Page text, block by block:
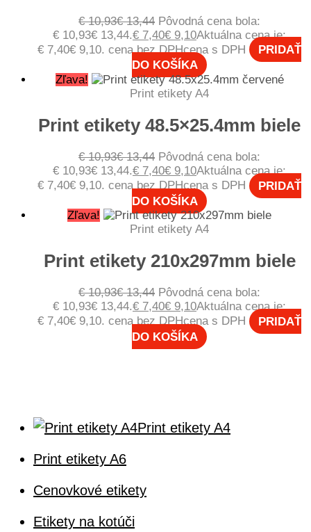
Print etikety A4
Print etikety A6
Cenovkové etikety
Etikety na kotúči
€10,93€13,44 Pôvodná cena bola:
€ 10,93€ 13,44.€ 7,40€ 9,10Aktuálna cena je:
€ 7,40€ 9,10. cena bez DPHcena s DPH
PRIDAŤ
DO KOŠÍKA
Zľava!
Print etikety A4
Print etikety 48.5×25.4mm biele
€10,93€13,44 Pôvodná cena bola:
€ 10,93€ 13,44.€ 7,40€ 9,10Aktuálna cena je:
€ 7,40€ 9,10. cena bez DPHcena s DPH
PRIDAŤ
DO KOŠÍKA
Zľava!
Print etikety A4
Print etikety 210x297mm biele
€10,93€13,44 Pôvodná cena bola:
€ 10,93€ 13,44.€ 7,40€ 9,10Aktuálna cena je:
€ 7,40€ 9,10. cena bez DPHcena s DPH
PRIDAŤ
DO KOŠÍKA